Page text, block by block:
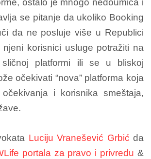
ostalo je mnogo nedoumica i
se pitanje da ukoliko Booking
da ne posluje više u Republici
korisnici usluge potražiti na
platformi ili se u bliskoj
očekivati “nova” platforma koja
i korisnika smeštaja,
Luciju Vranešević Grbić da
portala za pravo i privredu &